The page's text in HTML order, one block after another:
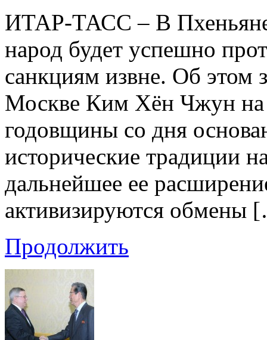
ИТАР-ТАСС – В Пхеньяне
народ будет успешно
санкциям извне. Об
Москве Ким Хён Чжун на
годовщины со дня
исторические традиции
дальнейшее ее
активизируются обмены
Продолжить